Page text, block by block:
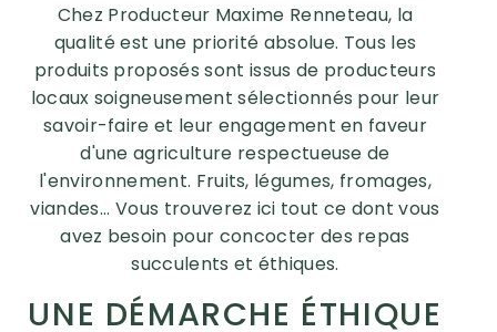
Chez Producteur Maxime Renneteau, la
qualité est une priorité absolue. Tous les
produits proposés sont issus de producteurs
locaux soigneusement sélectionnés pour leur
savoir-faire et leur engagement en faveur
d'une agriculture respectueuse de
l'environnement. Fruits, légumes, fromages,
viandes... Vous trouverez ici tout ce dont vous
avez besoin pour concocter des repas
succulents et éthiques.
UNE DÉMARCHE ÉTHIQUE